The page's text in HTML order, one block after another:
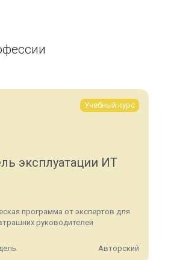
Учебный курс
эксплуатации ИТ
программа от экспертов для
руководителей
Авторский